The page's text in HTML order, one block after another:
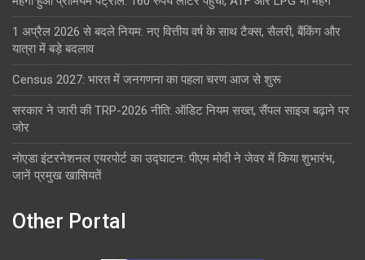
1 अप्रैल 2026 से बदले नियम: नए वित्तीय वर्ष के साथ टैक्स, सैलरी, बैंकिंग और
यात्रा में बड़े बदलाव
Census 2027: भारत में जनगणना का पहला चरण आज से शुरू
सरकार ने जारी की TRP-2026 नीति: ऑडिट नियम सख्त, सैंपल साइज बढ़ाने पर
जोर
नोएडा इंटरनेशनल एयरपोर्ट का उद्घाटन: पीएम मोदी ने जेवर में किया शुभारंभ,
जानें प्रमुख खासियतें
Other Portal